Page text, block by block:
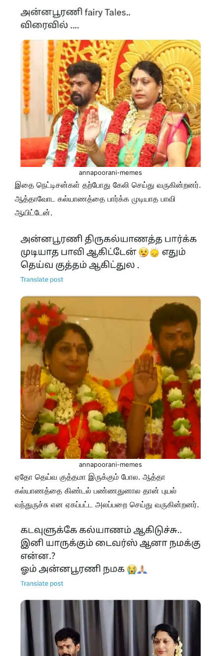
annapoorani-memes
இதை நெட்டிசன்கள் தற்போது கேலி செய்து வருகின்றனர்.
ஆத்தாவோட கல்யாணத்தை பார்க்க முடியாத பாவி
ஆயிட்டேன்.
annapoorani-memes
ஏதோ தெய்வ குத்தமா இருக்கும் போல. ஆத்தா
கல்யாணத்தை கிண்டல் பண்ணதுனால தான் புயல்
வந்துருச்சு என ஏகப்பட்ட அலப்பறை செய்து வருகின்றனர்.